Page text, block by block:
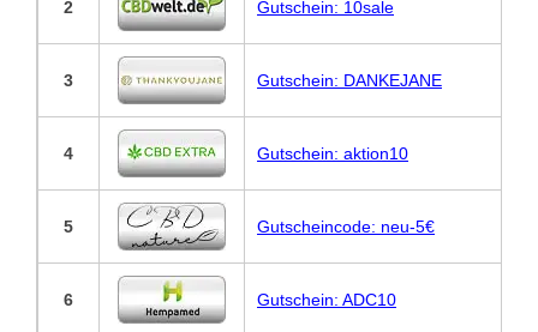
2 Gutschein: 10sale
3 Gutschein: DANKEJANE
4 Gutschein: aktion10
5 Gutscheincode: neu-5€
6 Gutschein: ADC10